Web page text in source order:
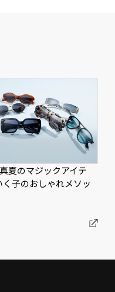
夏のマジックアイテ
子のおしゃれメソッ